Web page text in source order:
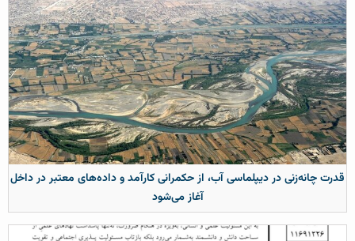
قدرت چانه‌زنی در دیپلماسی آب، از حکمرانی کارآمد و داده‌های معتبر در داخل
آغاز می‌شود